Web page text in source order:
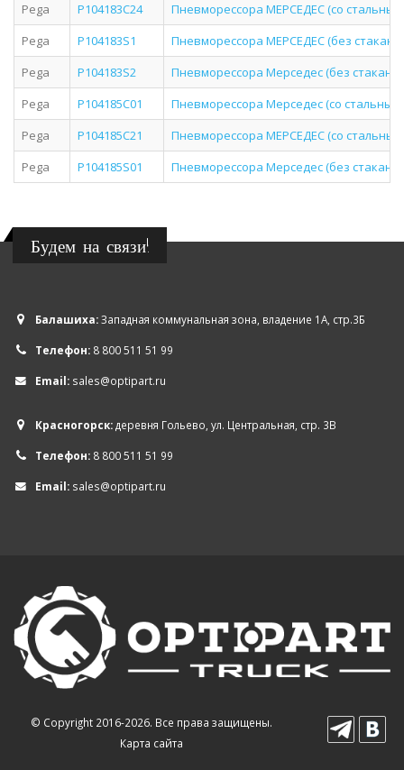
Pega
P104183C24
Пневморессора МЕРСЕДЕС (со стальным
Pega
P104183S1
Пневморессора МЕРСЕДЕС (без стакана)
Pega
P104183S2
Пневморессора Мерседес (без стакана)
Pega
P104185C01
Пневморессора Мерседес (со стальным
Pega
P104185C21
Пневморессора МЕРСЕДЕС (со стальным
Pega
P104185S01 Пневморессора Мерседес (без стакана)
Будем на связи!
Балашиха:Западная коммунальная зона, владение 1А, стр.3Б
Телефон: 8 800 511 51 99
Email: sales@optipart.ru
Красногорск:деревня Гольево, ул. Центральная, стр. 3В
Телефон: 8 800 511 51 99
Email: sales@optipart.ru
© Copyright 2016-2026. Все права защищены.
Карта сайта